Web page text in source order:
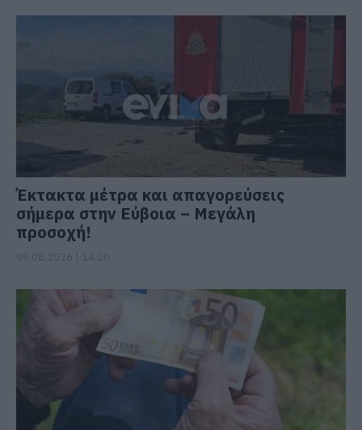
Έκτακτα μέτρα και απαγορεύσεις
σήμερα στην Εύβοια – Μεγάλη
προσοχή!